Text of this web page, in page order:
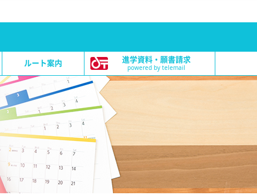
ルート案内 進学資料・願書請求
powered by telemail